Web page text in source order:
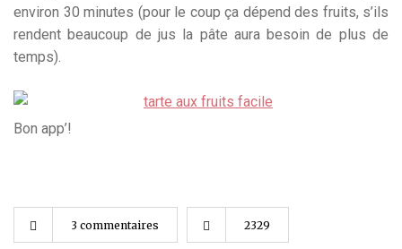
environ 30 minutes (pour le coup ça dépend des fruits, s’ils
rendent beaucoup de jus la pâte aura besoin de plus de
temps).
Bon app’!
3 commentaires 2329